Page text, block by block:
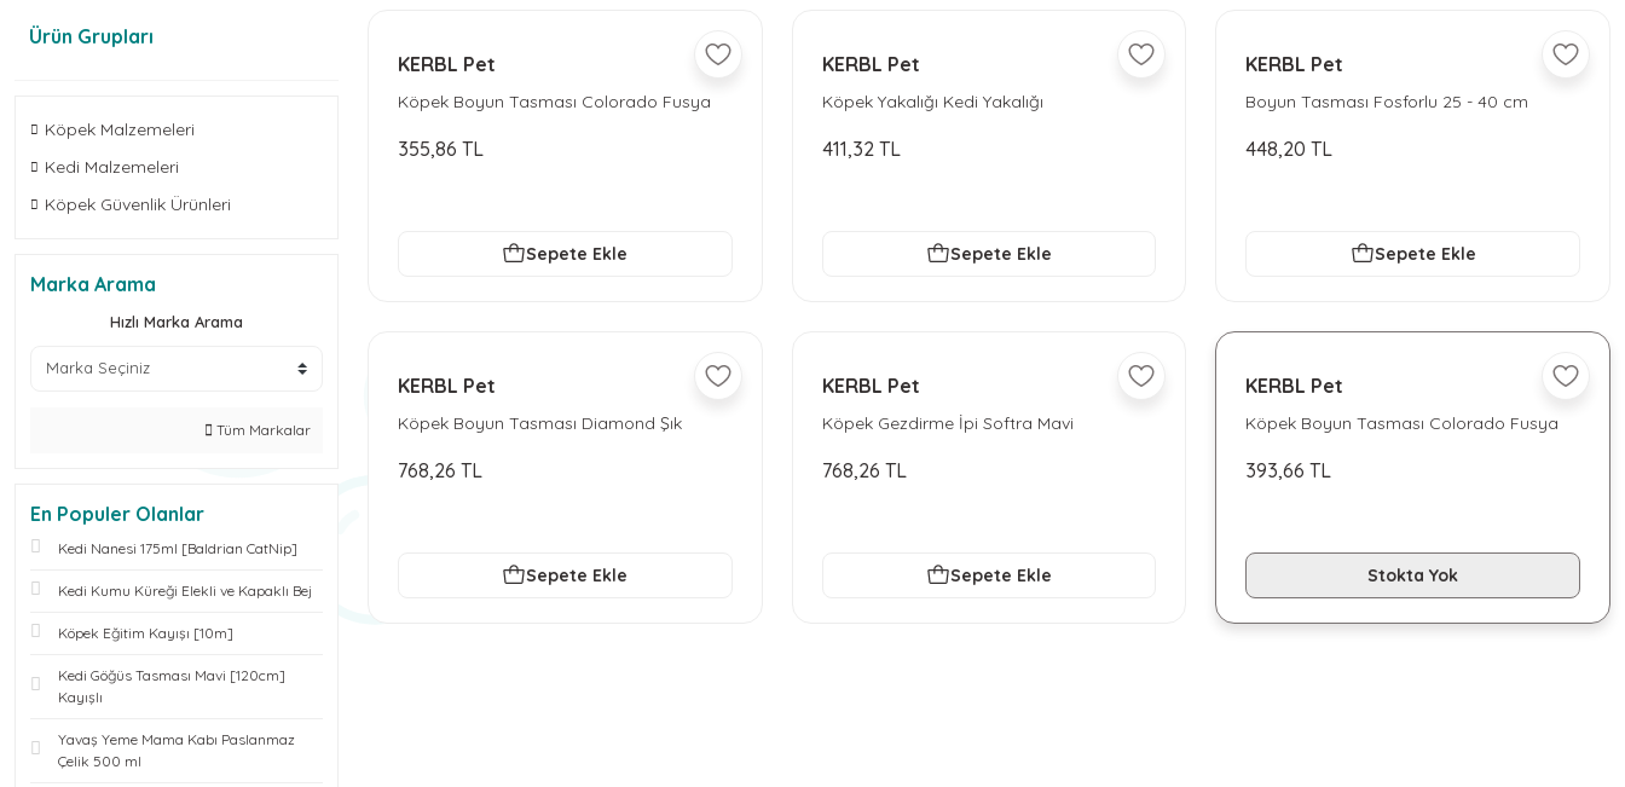
Ürün Grupları
Köpek Malzemeleri
Kedi Malzemeleri
Köpek Güvenlik Ürünleri
Marka Arama
Hızlı Marka Arama
Tüm Markalar
En Populer Olanlar
Kedi Nanesi 175ml [Baldrian CatNip]
Kedi Kumu Küreği Elekli ve Kapaklı Bej
Köpek Eğitim Kayışı [10m]
Kedi Göğüs Tasması Mavi [120cm]
Kayışlı
Yavaş Yeme Mama Kabı Paslanmaz
Çelik 500 ml
KERBL Pet
Köpek Boyun Tasması Colorado Fusya
355,86 TL
Sepete Ekle
KERBL Pet
Köpek Yakalığı Kedi Yakalığı
411,32 TL
Sepete Ekle
KERBL Pet
Boyun Tasması Fosforlu 25 - 40 cm
448,20 TL
Sepete Ekle
KERBL Pet
Köpek Boyun Tasması Diamond Şık
768,26 TL
Sepete Ekle
KERBL Pet
Köpek Gezdirme İpi Softra Mavi
768,26 TL
Sepete Ekle
KERBL Pet
Köpek Boyun Tasması Colorado Fusya
393,66 TL
Stokta Yok